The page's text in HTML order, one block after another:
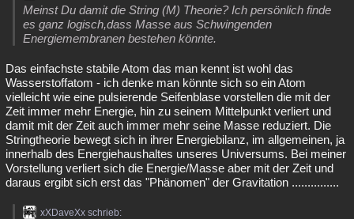
Meinst Du damit die String (M) Theorie? Ich persönlich finde
es ganz logisch,dass Masse aus Schwingenden
Energiemembranen bestehen könnte.
Das einfachste stabile Atom das man kennt ist wohl das
Wasserstoffatom - ich denke man könnte sich so ein Atom
vielleicht wie eine pulsierende Seifenblase vorstellen die mit der
Zeit immer mehr Energie, hin zu seinem Mittelpunkt verliert und
damit mit der Zeit auch immer mehr seine Masse reduziert. Die
Stringtheorie bewegt sich in ihrer Energiebilanz, im allgemeinen, ja
innerhalb des Energiehaushaltes unseres Universums. Bei meiner
Vorstellung verliert sich die Energie/Masse aber mit der Zeit und
daraus ergibt sich erst das "Phänomen" der Gravitation ...............
xXDaveXx schrieb: